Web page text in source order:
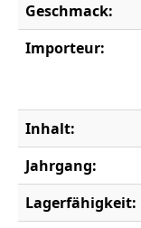
Geschmack:
Importeur:
Inhalt:
Jahrgang:
Lagerfähigkeit: